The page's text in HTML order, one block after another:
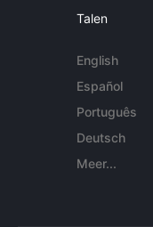
Talen
English
Español
Português
Deutsch
Meer...